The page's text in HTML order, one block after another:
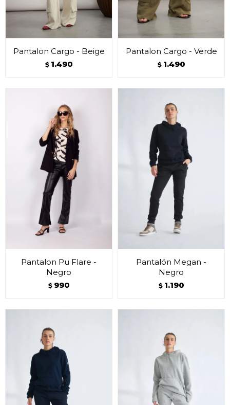
Pantalon Cargo - Beige
$ 1.490
Pantalon Cargo - Verde
$ 1.490
Pantalon Pu Flare -
Negro
$ 990
Pantalón Megan -
Negro
$ 1.190